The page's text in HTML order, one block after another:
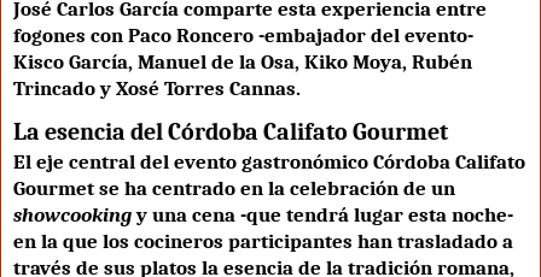
José Carlos García comparte esta experiencia entre
fogones con Paco Roncero -embajador del evento-
Kisco García, Manuel de la Osa, Kiko Moya, Rubén
Trincado y Xosé Torres Cannas.
La esencia del Córdoba Califato Gourmet
El eje central del evento gastronómico Córdoba Califato
Gourmet se ha centrado en la celebración de un
showcookingy una cena -que tendrá lugar esta noche-
en la que los cocineros participantes han trasladado a
través de sus platos la esencia de la tradición romana,